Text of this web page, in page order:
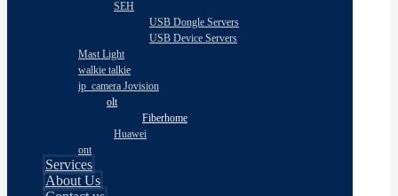
SEH
USB Dongle Servers
USB Device Servers
Mast Light
walkie talkie
ip_camera Jovision
olt
Fiberhome
Huawei
ont
Services
About Us